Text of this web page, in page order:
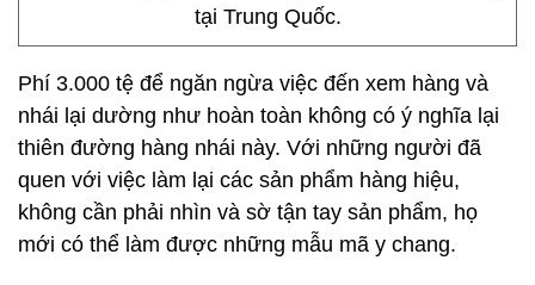
tại Trung Quốc.
Phí 3.000 tệ để ngăn ngừa việc đến xem hàng và
nhái lại dường như hoàn toàn không có ý nghĩa lại
thiên đường hàng nhái này. Với những người đã
quen với việc làm lại các sản phẩm hàng hiệu,
không cần phải nhìn và sờ tận tay sản phẩm, họ
mới có thể làm được những mẫu mã y chang.